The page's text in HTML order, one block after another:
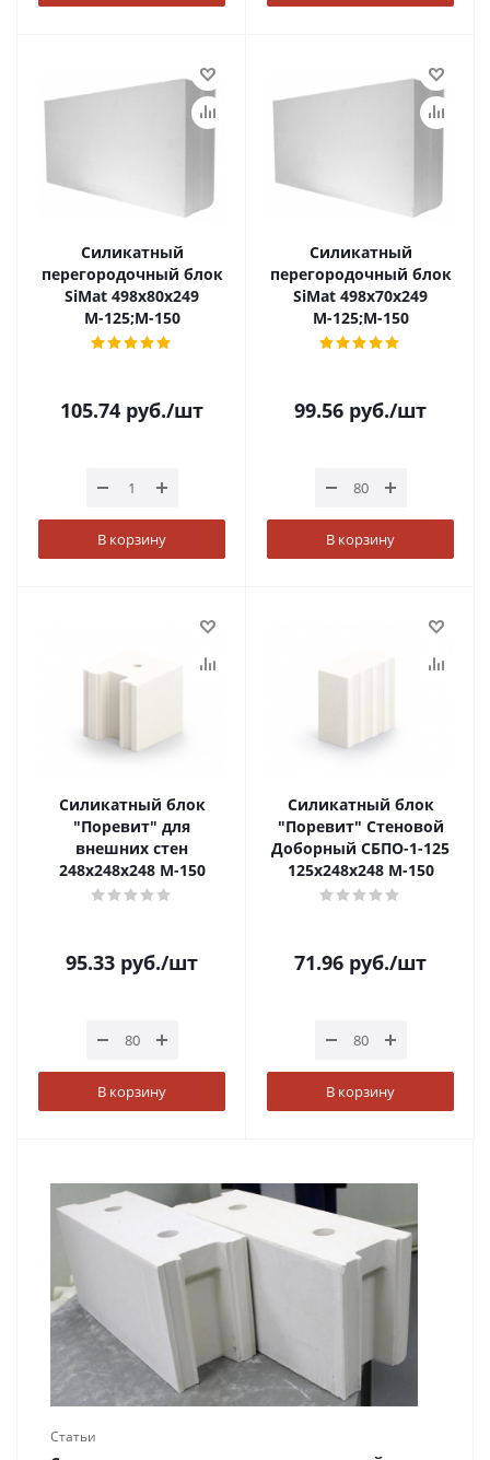
Статьи
Силикатный
перегородочный блок
SiMat 498х80х249
М-125;М-150
105.74 руб./шт
В корзину
Силикатный
перегородочный блок
SiMat 498х70х249
М-125;М-150
99.56 руб./шт
В корзину
Силикатный блок
"Поревит" для
внешних стен
248х248х248 М-150
95.33 руб./шт
В корзину
Силикатный блок
"Поревит" Стеновой
Доборный СБПО-1-125
125х248х248 М-150
71.96 руб./шт
В корзину